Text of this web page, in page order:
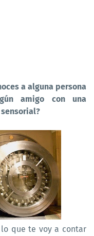
a alguna persona
amigo con una
que te voy a contar